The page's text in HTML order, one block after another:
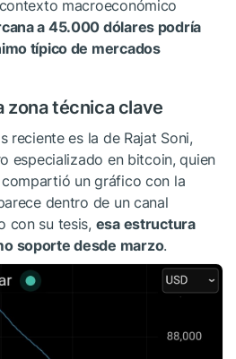
macroeconómico
a 45.000 dólares podría
típico de mercados
zona técnica clave
reciente es la de Rajat Soni,
especializado en bitcoin, quien
un gráfico con la
dentro de un canal
con su tesis, esa estructura
soporte desde marzo.